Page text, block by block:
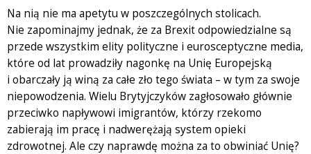
Na nią nie ma apetytu w poszczególnych stolicach.
Nie zapominajmy jednak, że za Brexit odpowiedzialne są
przede wszystkim elity polityczne i eurosceptyczne media,
które od lat prowadziły nagonkę na Unię Europejską
i obarczały ją winą za całe zło tego świata – w tym za swoje
niepowodzenia. Wielu Brytyjczyków zagłosowało głównie
przeciwko napływowi imigrantów, którzy rzekomo
zabierają im pracę i nadwerężają system opieki
zdrowotnej. Ale czy naprawdę można za to obwiniać Unię?